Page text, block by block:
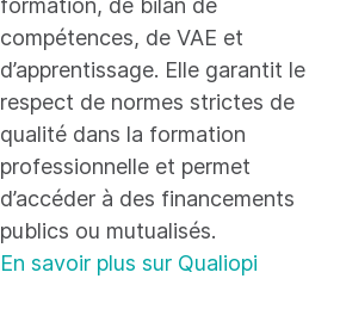
formation, de bilan de
compétences, de VAE et
d’apprentissage. Elle garantit le
respect de normes strictes de
qualité dans la formation
professionnelle et permet
d’accéder à des financements
publics ou mutualisés.
En savoir plus sur Qualiopi